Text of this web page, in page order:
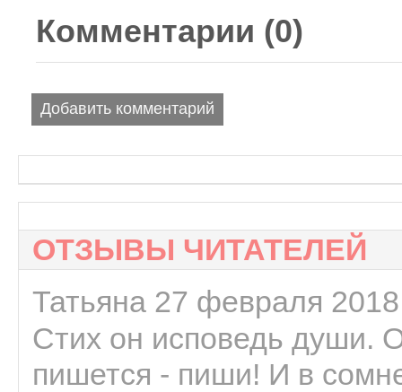
Комментарии (0)
Добавить комментарий
ОТЗЫВЫ ЧИТАТЕЛЕЙ
Татьяна 27 февраля
Стих он исповедь души.
пишется - пиши! И в